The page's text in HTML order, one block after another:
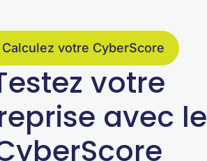
Calculez votre CyberScore
votre
avec le